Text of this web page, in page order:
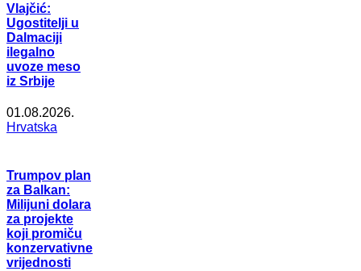
Vlajčić:
Ugostitelji u
Dalmaciji
ilegalno
uvoze meso
iz Srbije
01.08.2026.
Hrvatska
Trumpov plan
za Balkan:
Milijuni dolara
za projekte
koji promiču
konzervativne
vrijednosti